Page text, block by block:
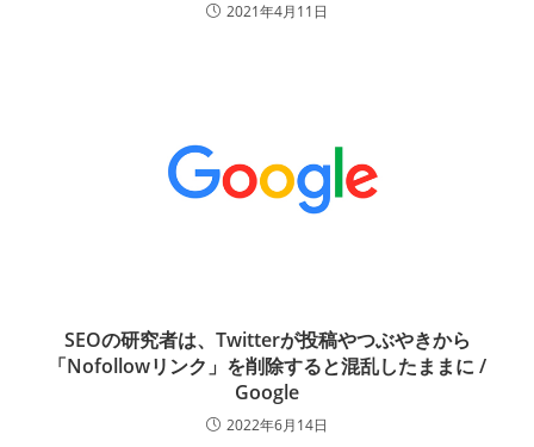
2021年4月11日
SEOの研究者は、Twitterが投稿やつぶやきから
「Nofollowリンク」を削除すると混乱したままに /
Google
2022年6月14日